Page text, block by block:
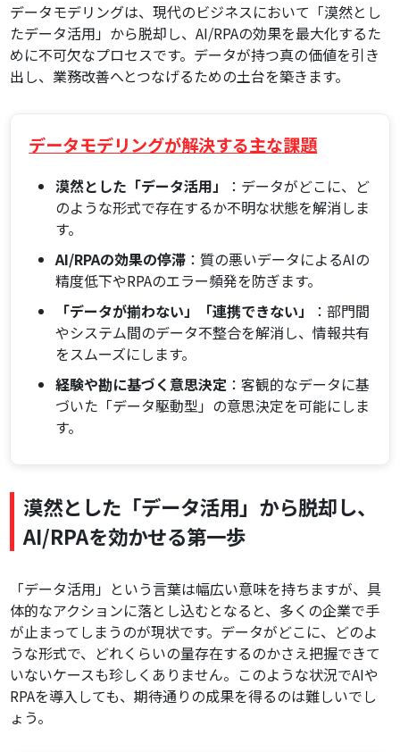
データモデリングは、現代のビジネスにおいて「漠然とし
たデータ活用」から脱却し、AI/RPAの効果を最大化するた
めに不可欠なプロセスです。データが持つ真の価値を引き
出し、業務改善へとつなげるための土台を築きます。
データモデリングが解決する主な課題
漠然とした「データ活用」
：データがどこに、ど
のような形式で存在するか不明な状態を解消しま
す。
AI/RPAの効果の停滞 ：質の悪いデータによるAIの
精度低下やRPAのエラー頻発を防ぎます。
「データが揃わない」「連携できない」
：部門間
やシステム間のデータ不整合を解消し、情報共有
をスムーズにします。
経験や勘に基づく意思決定 ：客観的なデータに基
づいた「データ駆動型」の意思決定を可能にしま
す。
漠然とした「データ活用」から脱却し、
AI/RPAを効かせる第一歩
「データ活用」という言葉は幅広い意味を持ちますが、具
体的なアクションに落とし込むとなると、多くの企業で手
が止まってしまうのが現状です。データがどこに、どのよ
うな形式で、どれくらいの量存在するのかさえ把握できて
いないケースも珍しくありません。このような状況でAIや
RPAを導入しても、期待通りの成果を得るのは難しいでし
ょう。